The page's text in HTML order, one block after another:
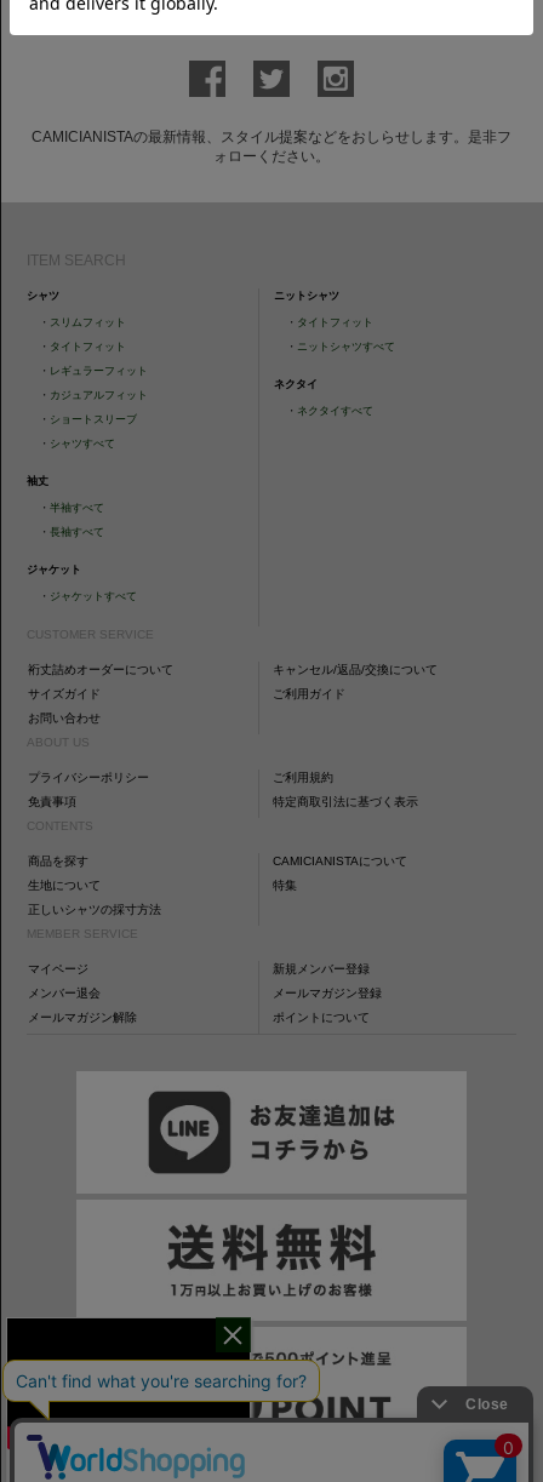
GET TO KNOW US
CAMICIANISTAの最新情報、スタイル提案などをおしらせします。是非フ
ォローください。
ITEM SEARCH
シャツ
・ スリムフィット
・ タイトフィット
・ レギュラーフィット
・ カジュアルフィット
・ ショートスリーブ
・ シャツすべて
袖丈
・半袖すべて
・長袖すべて
ジャケット
・ ジャケットすべて
ニットシャツ
・ タイトフィット
・ ニットシャツすべて
ネクタイ
・ ネクタイすべて
CUSTOMER SERVICE
裄丈詰めオーダーについて
キャンセル/返品/交換について
サイズガイド
ご利用ガイド
お問い合わせ
ABOUT US
プライバシーポリシー
ご利用規約
免責事項
特定商取引法に基づく表示
CONTENTS
商品を探す
CAMICIANISTAについて
生地について
特集
正しいシャツの採寸方法
MEMBER SERVICE
マイページ
新規メンバー登録
メンバー退会
メールマガジン登録
メールマガジン解除
ポイントについて
※一部表示がPCサイトになるページもございます。
干場氏が考える